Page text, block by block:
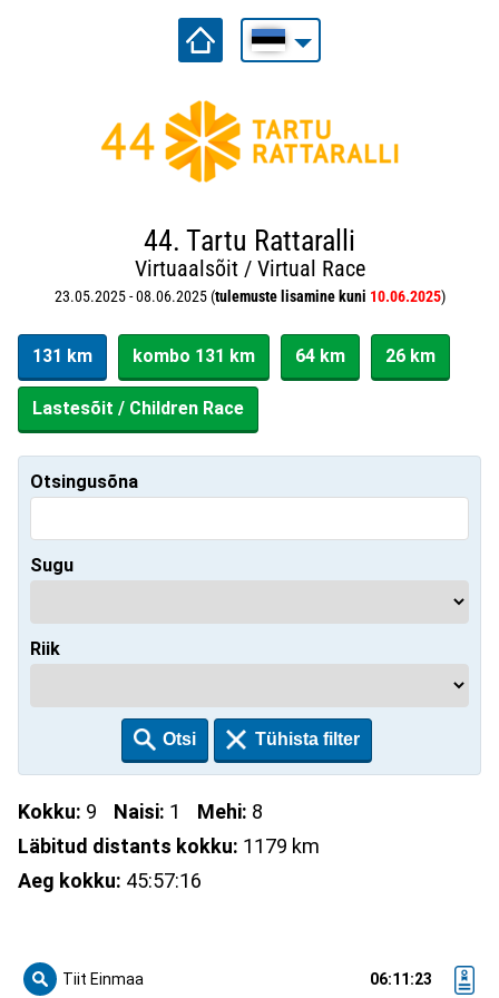
44. Tartu Rattaralli
Virtuaalsõit / Virtual Race
23.05.2025 - 08.06.2025 (tulemuste lisamine kuni 10.06.2025)
131 km kombo 131 km 64 km 26 km
Lastesõit / Children Race
Otsingusõna
Sugu
Riik
Kokku: 9 Naisi: 1 Mehi: 8
Läbitud distants kokku: 1179 km
Aeg kokku: 45:57:16
Tiit Einmaa 06:11:23